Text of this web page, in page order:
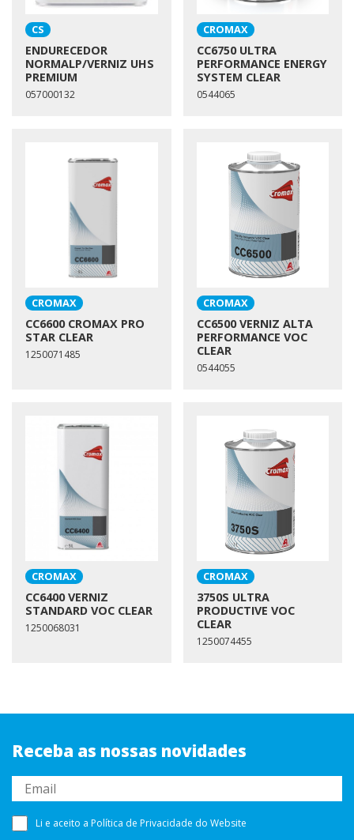
CS
ENDURECEDOR
NORMALP/VERNIZ UHS
PREMIUM
057000132
CROMAX
CC6750 ULTRA
PERFORMANCE ENERGY
SYSTEM CLEAR
0544065
CROMAX
CC6600 CROMAX PRO
STAR CLEAR
1250071485
CROMAX
CC6500 VERNIZ ALTA
PERFORMANCE VOC
CLEAR
0544055
CROMAX
CC6400 VERNIZ
STANDARD VOC CLEAR
1250068031
CROMAX
3750S ULTRA
PRODUCTIVE VOC
CLEAR
1250074455
Receba as nossas novidades
Li e aceito a Política de Privacidade do Website